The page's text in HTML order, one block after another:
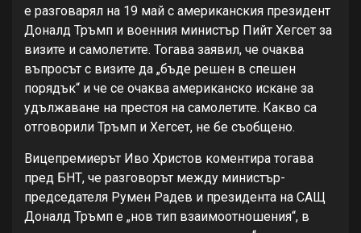
е разговарял на 19 май с американския президент
Доналд Тръмп и военния министър Пийт Хегсет за
визите и самолетите. Тогава заявил, че очаква
въпросът с визите да „бъде решен в спешен
порядък“ и че се очаква американско искане за
удължаване на престоя на самолетите. Какво са
отговорили Тръмп и Хегсет, не бе съобщено.
Вицепремиерът Иво Христов коментира тогава
пред БНТ, че разговорът между министър-
председателя Румен Радев и президента на САЩ
Доналд Тръмп е „нов тип взаимоотношения“, в